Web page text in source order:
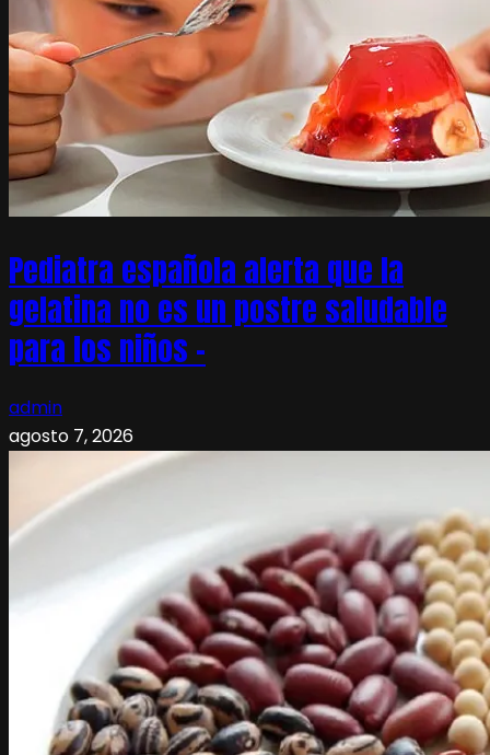
Pediatra española alerta que la
gelatina no es un postre saludable
para los niños –
admin
agosto 7, 2026